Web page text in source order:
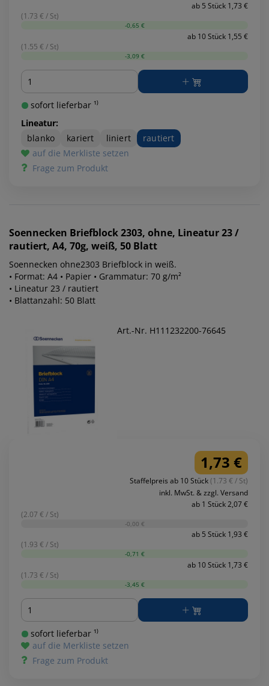
ab 5 Stück 1,73 €
(1.73 € / St)
-0,65 €
ab 10 Stück 1,55 €
(1.55 € / St)
-3,09 €
Menge
sofort lieferbar ¹⁾
Lineatur:
blanko
kariert liniert
rautiert
auf die Merkliste setzen
Frage zum Produkt
Soennecken Briefblock 2303, ohne, Lineatur 23 /
rautiert, A4, 70g, weiß, 50 Blatt
Soennecken ohne2303 Briefblock in weiß.
• Format: A4 • Papier • Grammatur: 70 g/m²
• Lineatur 23 / rautiert
• Blattanzahl: 50 Blatt
Art.-Nr. H111232200-76645
1,73 €
Staffelpreis ab 10 Stück(1.73 € / St)
inkl. MwSt. & zzgl. Versand
ab 1 Stück 2,07 €
(2.07 € / St)
-0,00 €
ab 5 Stück 1,93 €
(1.93 € / St)
-0,71 €
ab 10 Stück 1,73 €
(1.73 € / St)
-3,45 €
Menge
sofort lieferbar ¹⁾
auf die Merkliste setzen
Frage zum Produkt